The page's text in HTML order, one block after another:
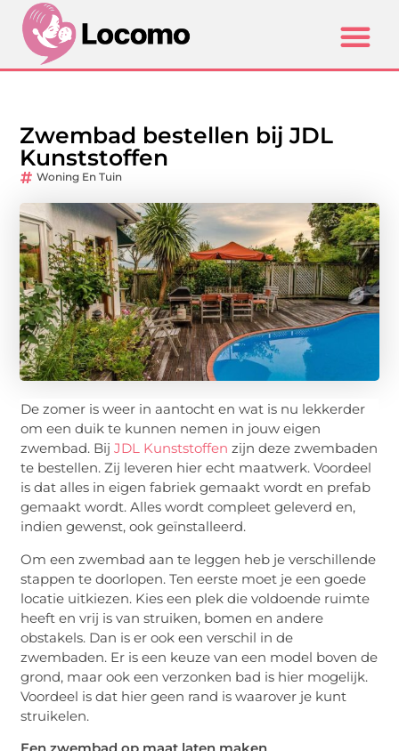
Zwembad bestellen bij JDL
Kunststoffen
Woning En Tuin
De zomer is weer in aantocht en wat is nu lekkerder
om een duik te kunnen nemen in jouw eigen
zwembad. BijJDL Kunststoffen zijn deze zwembaden
te bestellen. Zij leveren hier echt maatwerk. Voordeel
is dat alles in eigen fabriek gemaakt wordt en prefab
gemaakt wordt. Alles wordt compleet geleverd en,
indien gewenst, ook geïnstalleerd.
Om een zwembad aan te leggen heb je verschillende
stappen te doorlopen. Ten eerste moet je een goede
locatie uitkiezen. Kies een plek die voldoende ruimte
heeft en vrij is van struiken, bomen en andere
obstakels. Dan is er ook een verschil in de
zwembaden. Er is een keuze van een model boven de
grond, maar ook een verzonken bad is hier mogelijk.
Voordeel is dat hier geen rand is waarover je kunt
struikelen.